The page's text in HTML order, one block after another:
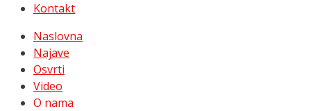
Kontakt
Naslovna
Najave
Osvrti
Video
O nama